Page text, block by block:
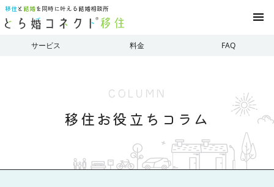
移住と 結婚を同時に叶える結婚相談所
menu
サービス 料金 FAQ
COLUMN
移住お役立ちコラム